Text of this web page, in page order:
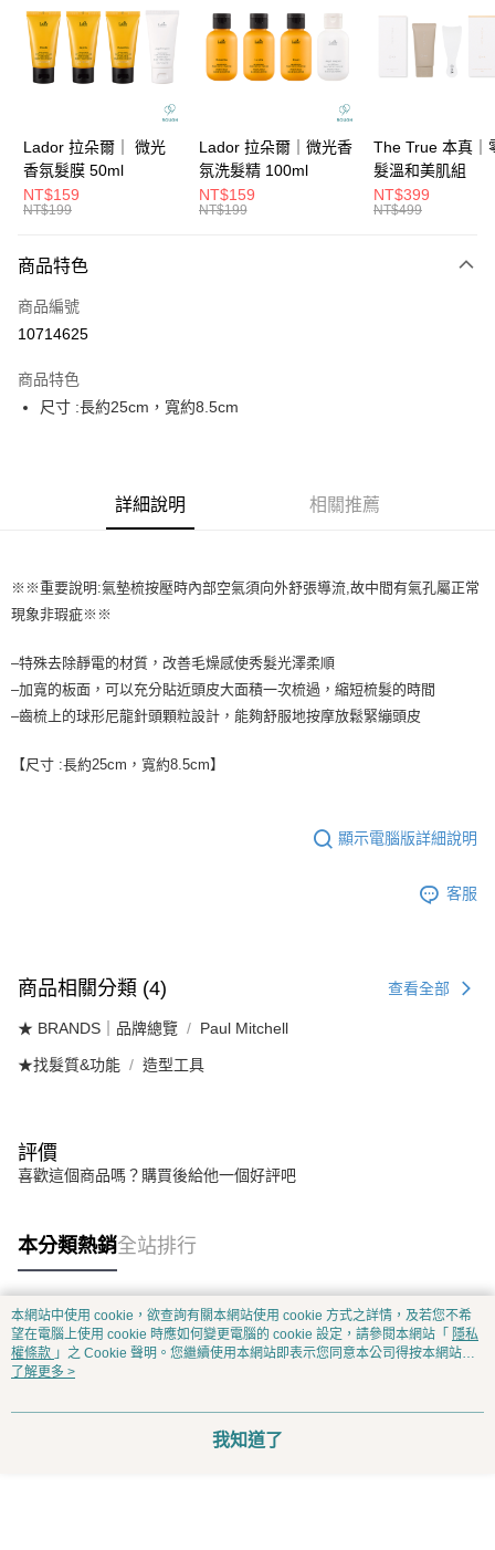
3 期 0 利率 每期NT$229
合作金庫商業銀行
第一商業銀行
華南商業銀行
彰化商業銀行
兆豐國際商業銀行
臺灣中小企業銀行
台中商業銀行
匯豐（台灣）商業銀行
華泰商業銀行
聯邦商業銀行
元大商業銀行
台灣樂天信用卡公司
6 期 0 利率 每期 NT$114 21家銀行
合作金庫商業銀行
第一商業銀行
台北富邦商業銀行
國泰世華商業銀行
兆豐國際商業銀行
臺灣中小企業銀行
台中商業銀行
匯豐（台灣）商業銀行
聯邦商業銀行
玉山商業銀行
台灣樂天信用卡公司
超商取貨付款
Apple Pay
街口支付
相關說明
【大哥付你分期使用說明】
2.付款方式選擇「大哥付你分期」，訂單成立後會自動跳轉到大哥付的交易
流程，驗證手機門號後，選擇欲分期的期數、繳款截止日，確認付款後即完
成交易。
法說明評估內容。
【繳款方式說明】
2.透過簡訊連結打開帳單後，可選擇「超商條碼／台灣大直營門市／銀行轉
帳／街口支付／iPASS MONEY」等通路繳費。
1.本服務係由「台灣大哥大股份有限公司」（以下簡稱本公司）所提供，讓
買賣價金債權讓與本公司後，依約使用本公司帳單繳交帳款。
2.基於同意付款使用「大哥付你分期」之契約關係目的，商店將以您的個人
由本公司與您本人進行分期帳單所需資料之確認、核對及更正。
3.完整用戶服務條款，請詳閱以下連結：
運送方式
付款後全家取貨
7-11取貨付款
每筆NT$65，滿NT$1,699(含以上)免運費
付款後7-11取貨
每筆NT$65，滿NT$1,699(含以上)免運費
宅配
每筆NT$80，滿NT$1,699(含以上)免運費
Lador 拉朵爾｜ 微光
香氛髮膜 50ml
NT$159
NT$199
Lador 拉朵爾｜微光香
氛洗髮精 100ml
NT$159
NT$199
The True 本真｜
髮溫和美肌組
NT$399
NT$499
商品特色
商品編號
10714625
商品特色
尺寸 :長約25cm，寬約8.5cm
詳細說明 相關推薦
※※重要說明:氣墊梳按壓時內部空氣須向外舒張導流,故中間有氣孔屬正常
現象非瑕疵※※
–特殊去除靜電的材質，改善毛燥感使秀髮光澤柔順
–加寬的板面，可以充分貼近頭皮大面積一次梳過，縮短梳髮的時間
–齒梳上的球形尼龍針頭顆粒設計，能夠舒服地按摩放鬆緊繃頭皮
【尺寸 :長約25cm，寬約8.5cm】
顯示電腦版詳細說明
客服
商品相關分類 (4) 查看全部
★ BRANDS｜品牌總覽 Paul Mitchell
★找髮質&功能 造型工具
評價
喜歡這個商品嗎？購買後給他一個好評吧
本分類熱銷全站排行
熱門標籤
本網站中使用 cookie，欲查詢有關本網站使用 cookie 方式之詳情，及若您不希
望在電腦上使用 cookie 時應如何變更電腦的 cookie 設定，請參閱本網站「 隱私
權條款 」之 Cookie 聲明。您繼續使用本網站即表示您同意本公司得按本網站使
用條款之 Cookie 聲明使用 cookie。
了解更多 >
我知道了